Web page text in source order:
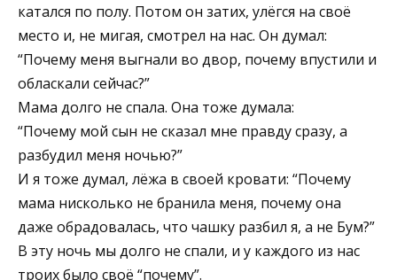
катался по полу. Потом он затих, улёгся на своё
место и, не мигая, смотрел на нас. Он думал:
“Почему меня выгнали во двор, почему впустили и
обласкали сейчас?”
Мама долго не спала. Она тоже думала:
“Почему мой сын не сказал мне правду сразу, а
разбудил меня ночью?”
И я тоже думал, лёжа в своей кровати: “Почему
мама нисколько не бранила меня, почему она
даже обрадовалась, что чашку разбил я, а не Бум?”
В эту ночь мы долго не спали, и у каждого из нас
троих было своё “почему”.